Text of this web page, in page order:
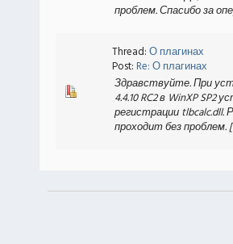
проблем. Спасибо за
Thread:О плагинах
Post:Re: О плагинах
Здравствуйте. При
4.4.10 RC2 в WinXP
регистрации tlbcalc.dll.
проходит без проблем.